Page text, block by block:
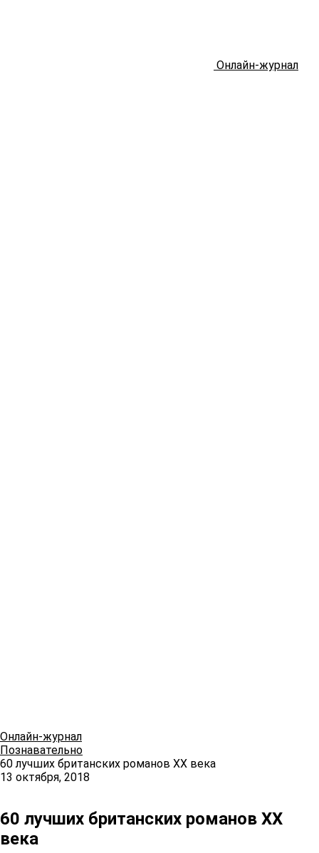
Онлайн-журнал
Онлайн-журнал
Познавательно
60 лучших британских романов XX века
13 октября, 2018
60 лучших британских романов XX
века